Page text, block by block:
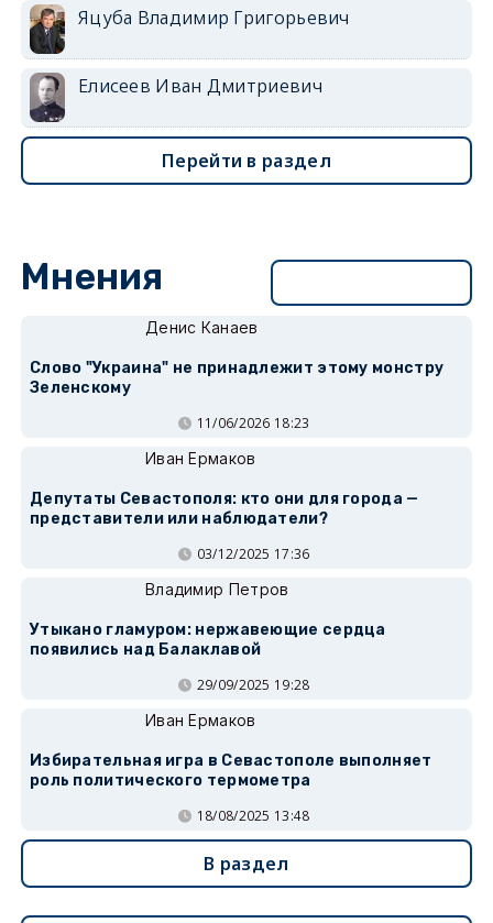
Яцуба Владимир Григорьевич
Елисеев Иван Дмитриевич
Перейти в раздел
Мнения
Денис Канаев
Слово "Украина" не принадлежит этому монстру
Зеленскому
11/06/2026 18:23
Иван Ермаков
Депутаты Севастополя: кто они для города —
представители или наблюдатели?
03/12/2025 17:36
Владимир Петров
Утыкано гламуром: нержавеющие сердца
появились над Балаклавой
29/09/2025 19:28
Иван Ермаков
Избирательная игра в Севастополе выполняет
роль политического термометра
18/08/2025 13:48
В раздел